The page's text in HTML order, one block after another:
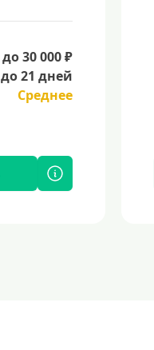
до 30 000 ₽
до 21 дней
Среднее